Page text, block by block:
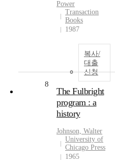
Power
Transaction
Books
1987
복사/
대출
신청
8
The Fulbright
program : a
history
Johnson, Walter
University of
Chicago Press
1965